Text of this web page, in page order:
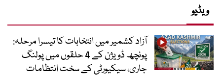
ویڈیو
آزاد کشمیر میں انتخابات کا تیسرا مرحلہ:
پونچھ ڈویژن کے 4 حلقوں میں پولنگ
جاری، سیکیورٹی کے سخت انتظامات